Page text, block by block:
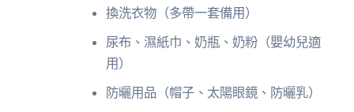
換洗衣物（多帶一套備用）
尿布、濕紙巾、奶瓶、奶粉（嬰幼兒適
用）
防曬用品（帽子、太陽眼鏡、防曬乳）